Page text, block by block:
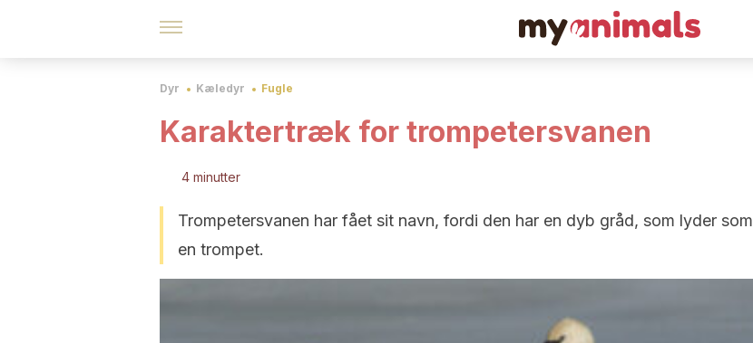
Dyr Kæledyr Fugle
Karaktertræk for trompetersvanen
4 minutter
Trompetersvanen har fået sit navn, fordi den har en dyb gråd, som lyder som
en trompet.